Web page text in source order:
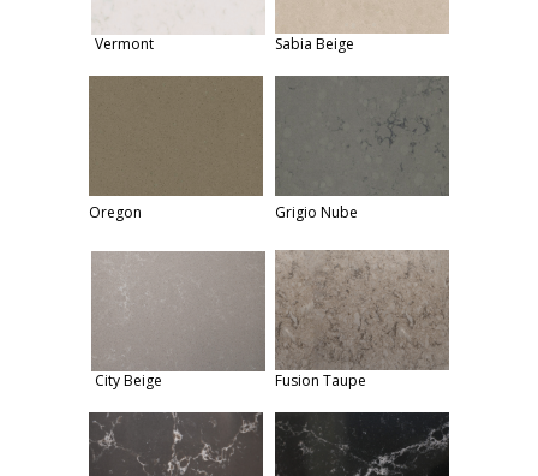
Sabia Beige
Oregon Grigio Nube
Vermont
Fusion Taupe
City Beige